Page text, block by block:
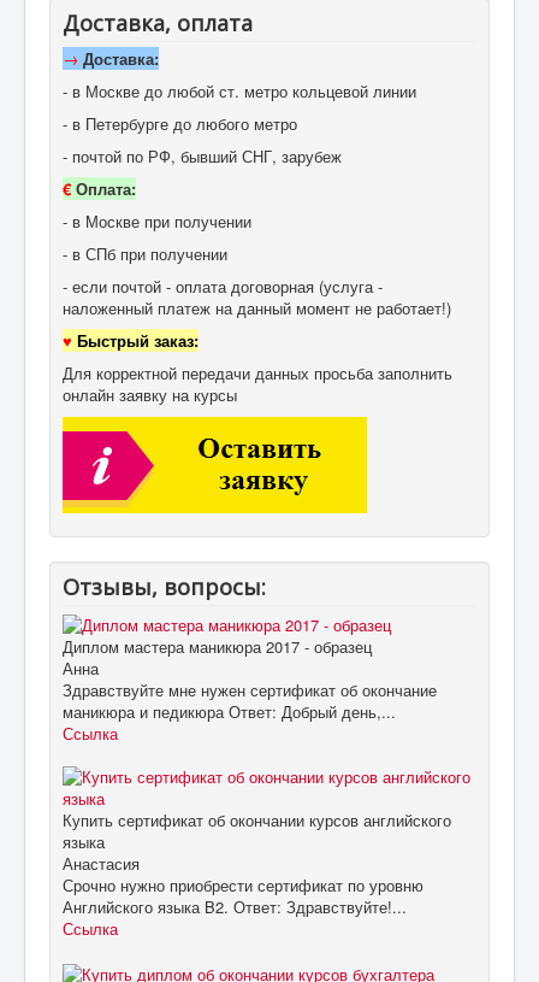
Доставка, оплата
→ Доставка:
- в Москве до любой ст. метро кольцевой линии
- в Петербурге до любого метро
- почтой по РФ, бывший СНГ, зарубеж
€Оплата:
- в Москве при получении
- в СПб при получении
- если почтой - оплата договорная (услуга -
наложенный платеж на данный момент не работает!)
♥ Быстрый заказ:
Для корректной передачи данных просьба заполнить
онлайн заявку на курсы
Отзывы, вопросы:
Диплом мастера маникюра 2017 - образец
Анна
Здравствуйте мне нужен сертификат об окончание
маникюра и педикюра Ответ: Добрый день,...
Ссылка
Купить сертификат об окончании курсов английского
языка
Анастасия
Срочно нужно приобрести сертификат по уровню
Английского языка B2. Ответ: Здравствуйте!...
Ссылка